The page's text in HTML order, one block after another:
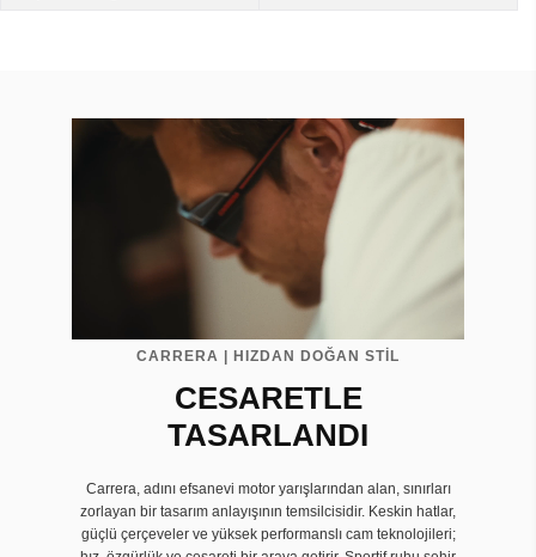
CARRERA | HIZDAN DOĞAN STİL
CESARETLE
TASARLANDI
Carrera, adını efsanevi motor yarışlarından alan, sınırları
zorlayan bir tasarım anlayışının temsilcisidir. Keskin hatlar,
güçlü çerçeveler ve yüksek performanslı cam teknolojileri;